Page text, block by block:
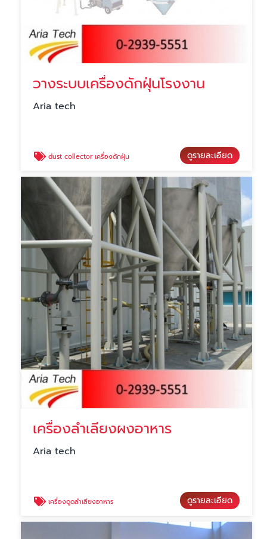
วางระบบเครื่องดักฝุ่นโรงงาน
Aria tech
dust collector เครื่องดักฝุ่น ดูรายละเอียด
เครื่องลำเลียงผงอาหาร
Aria tech
เครื่องดูดลำเลียงอาหาร ดูรายละเอียด